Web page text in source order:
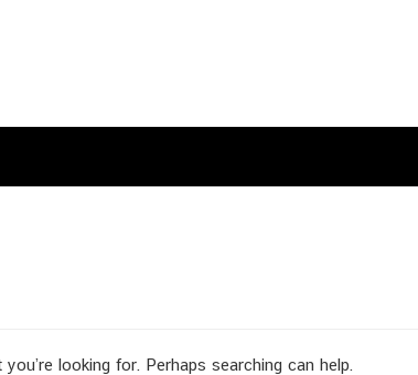
looking for. Perhaps searching can help.